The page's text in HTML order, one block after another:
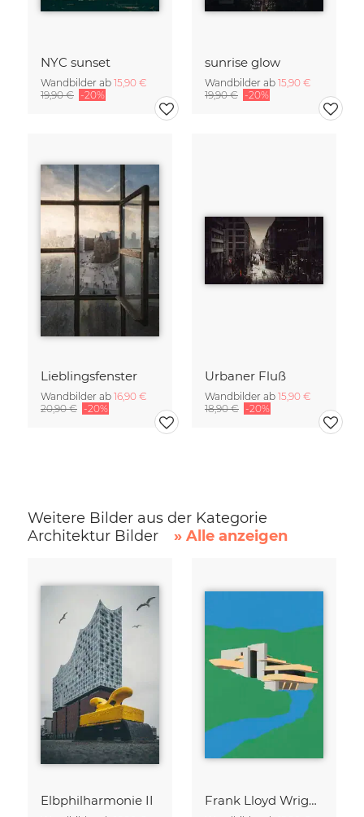
NYC sunset
Wandbilder ab 15,90 €
19,90 € -20%
sunrise glow
Wandbilder ab 15,90 €
19,90 € -20%
Lieblingsfenster
Wandbilder ab 16,90 €
20,90 € -20%
Urbaner Fluß
Wandbilder ab 15,90 €
18,90 € -20%
Weitere Bilder aus der Kategorie
Architektur Bilder
» Alle anzeigen
Elbphilharmonie II Frank Lloyd Wright Falling Water